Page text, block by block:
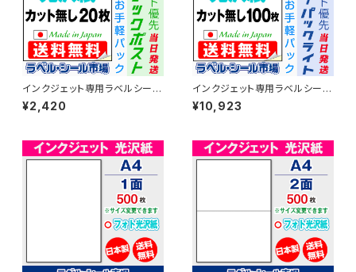
インクジェット専用ラベルシール
フォト光沢紙A4-カット無し 20
枚 T1Y1iC-CP2【日本製】
¥2,420
インクジェット専用ラベルシール
フォト光沢紙A4-カット無し 100
枚 T1Y1iC-LP1【日本製】
¥10,923